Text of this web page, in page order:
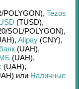
POLYGON), Tezos
(TUSD),
SOL/POLYGON),
, Alipay (CNY),
(UAH),
(UAH),
(UAH),
или Наличные